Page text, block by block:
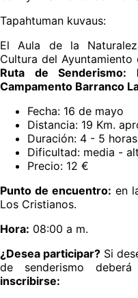
Tapahtuman kuvaus:
El Aula de la
Cultura del
Ruta de
Campamento Barranco
Fecha: 16 de mayo
Distancia: 19 Km.
Duración: 4 - 5
Dificultad: media -
Precio: 12 €
Punto de encuentro: en
Los Cristianos.
Hora: 08:00 a m.
¿Desea participar? Si
de senderismo
inscribirse: